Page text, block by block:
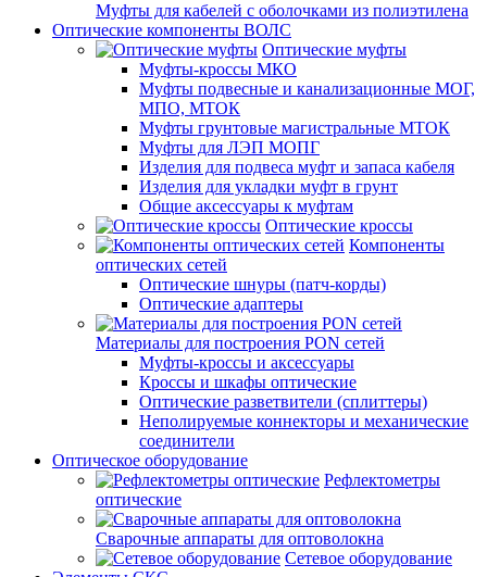
Муфты для кабелей с оболочками из полиэтилена
Оптические компоненты ВОЛС
Оптические муфты
Муфты-кроссы МКО
Муфты подвесные и канализационные МОГ,
МПО, МТОК
Муфты грунтовые магистральные МТОК
Муфты для ЛЭП МОПГ
Изделия для подвеса муфт и запаса кабеля
Изделия для укладки муфт в грунт
Общие аксессуары к муфтам
Оптические кроссы
Компоненты
оптических сетей
Оптические шнуры (патч-корды)
Оптические адаптеры
Материалы для построения PON сетей
Муфты-кроссы и аксессуары
Кроссы и шкафы оптические
Оптические разветвители (сплиттеры)
Неполируемые коннекторы и механические
соединители
Оптическое оборудование
Рефлектометры
оптические
Сварочные аппараты для оптоволокна
Сетевое оборудование